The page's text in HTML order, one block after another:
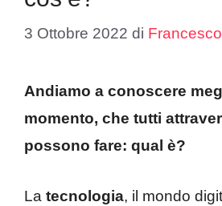
3 Ottobre 2022 di
Andiamo a conoscere
momento, che tutti
possono fare: qual è?
La tecnologia, il mondo